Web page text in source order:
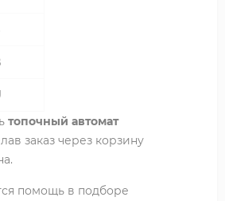
топочный автомат
заказ через корзину
помощь в подборе